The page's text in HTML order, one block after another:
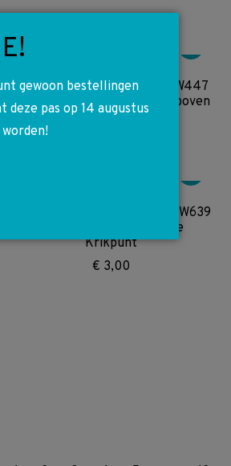
A6397402237 6397402237 W447
W639 Vito Scharnier rechts boven
achter
A6395830046 6395830046 W639
W447 Vito Viano V-klasse
Krikpunt
€ 3,00
gewoon bestellingen
deze pas op 14 augustus